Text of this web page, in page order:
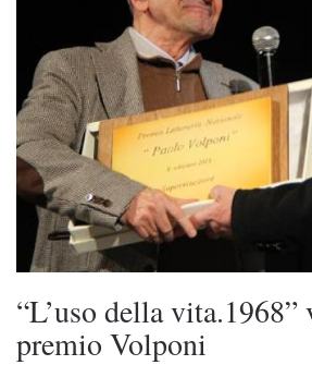
“L’uso della
premio Volponi